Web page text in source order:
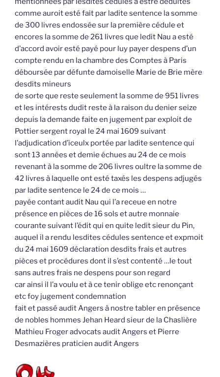
comme auroit esté fait par ladite sentence la somme
de 300 livres endossée sur la première cédule et
encores la somme de 261 livres que ledit Nau a esté
d’accord avoir esté payé pour luy payer despens d’un
compte rendu en la chambre des Comptes à Paris
déboursée par défunte damoiselle Marie de Brie mère
desdits mineurs
de sorte que reste seulement la somme de 951 livres
et les intérests dudit reste à la raison du denier seize
depuis la demande faite en jugement par exploit de
Pottier sergent royal le 24 mai 1609 suivant
l’adjudication d’iceulx portée par ladite sentence qui
sont 13 années et demie échues au 24 de ce mois
revenant à la somme de 206 livres oultre la somme de
42 livres à laquelle ont esté taxés les despens adjugés
par ladite sentence le 24 de ce mois …
payée contant audit Nau qui l’a receue en notre
présence en pièces de 16 sols et autre monnaie
courante suivant l’édit qui en quite ledit sieur du Pin,
auquel il a rendu lesdites cédules sentence et expmoit
du 24 mai 1609 déclaration desdits frais et autres
pièces et procédures dont il s’est contenté …le tout
sans autres frais ne despens pour son regard
car ainsi il l’a voulu et à ce tenir oblige etc renonçant
etc foy jugement condemnation
fait et passé audit Angers à nostre tabler en présence
de nobles hommes Jehan Heard sieur de la Chaslière
Mathieu Froger advocats audit Angers et Pierre
Desmazières praticien audit Angers